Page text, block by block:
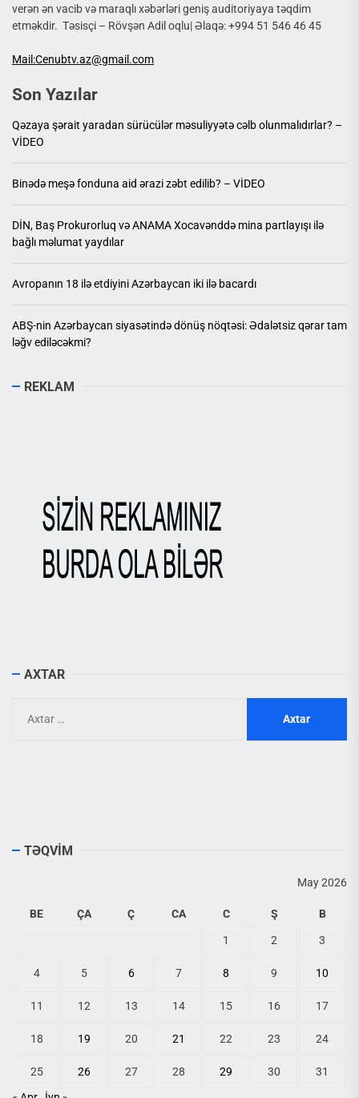
verən ən vacib və maraqlı xəbərləri geniş auditoriyaya təqdim
etməkdir. Təsisçi – Rövşən Adil oqlu| Əlaqə: +994 51 546 46 45
Mail:Cenubtv.az@gmail.com
Son Yazılar
Qəzaya şərait yaradan sürücülər məsuliyyətə cəlb olunmalıdırlar? –
VİDEO
Binədə meşə fonduna aid ərazi zəbt edilib? – VİDEO
DİN, Baş Prokurorluq və ANAMA Xocavənddə mina partlayışı ilə
bağlı məlumat yaydılar
Avropanın 18 ilə etdiyini Azərbaycan iki ilə bacardı
ABŞ-nin Azərbaycan siyasətində dönüş nöqtəsi: Ədalətsiz qərar tam
ləğv ediləcəkmi?
REKLAM
AXTAR
TƏQVİM
May 2026
BE ÇA Ç CA C Ş B
1 2 3
4 5 6 7 8 9 10
11 12 13 14 15 16 17
18 19 20 21 22 23 24
25 26 27 28 29 30
31